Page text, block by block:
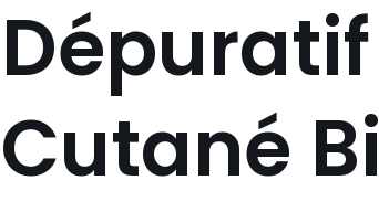
Dépuratif
Cutané